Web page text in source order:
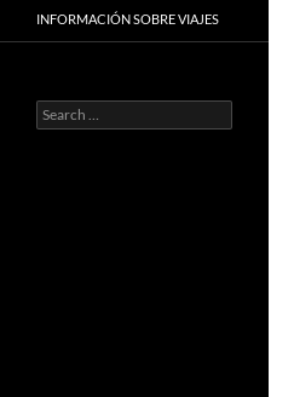
INFORMACIÓN SOBRE VIAJES
Search
for: